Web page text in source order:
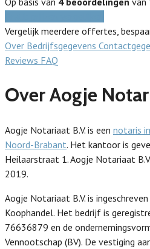
Vergelijk meerdere offertes,
Over Bedrijfsgegevens
Reviews FAQ
Over Aogje
Aogje Notariaat B.V. is een notaris
Noord-Brabant. Het kantoor is
Heilaarstraat 1. Aogje Notariaat
2019.
Aogje Notariaat B.V. is
Koophandel. Het bedrijf is
76636879 en de
Vennootschap (BV). De vestiging